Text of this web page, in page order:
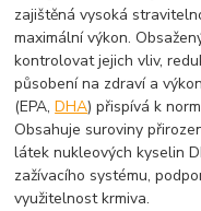
zajištěná vysoká
maximální výkon.
kontrolovat jejich vliv,
působení na zdraví a
(EPA,DHA) přispívá k
Obsahuje suroviny
látek nukleových kyselin
zažívacího systému,
využitelnost krmiva.